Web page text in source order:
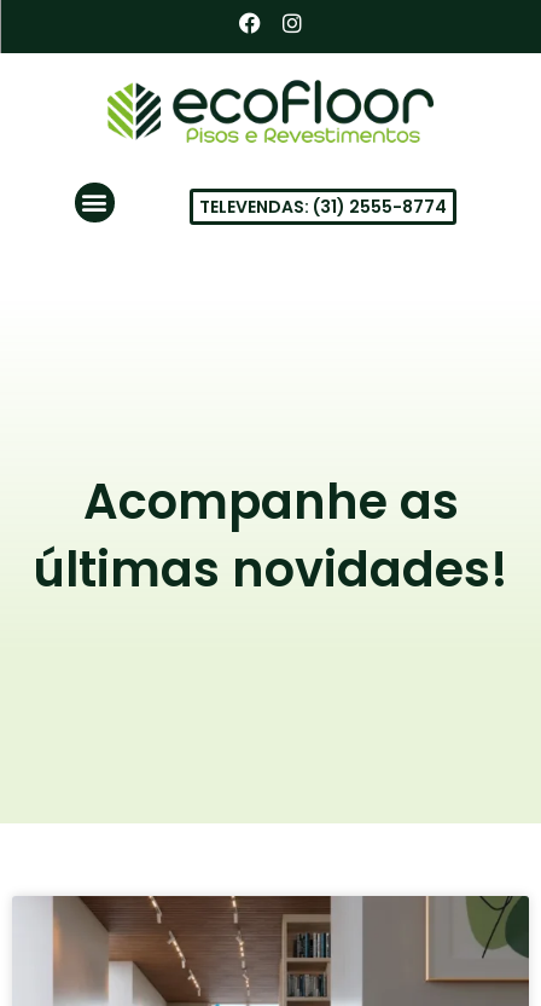
F
a
c
b
o
o
I
n
s
t
a
r
m
Menu
TELEVENDAS: (31) 2555-8774
Acompanhe as
últimas novidades!